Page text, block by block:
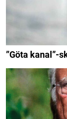
”Göta kanal”-